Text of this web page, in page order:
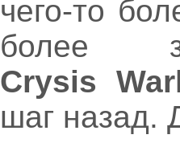
чего-то
более
Crysis
шаг назад.